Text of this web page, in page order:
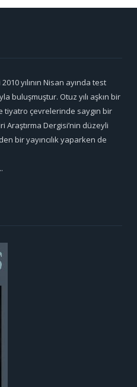
yılının Nisan ayında test
buluşmuştur. Otuz yılı aşkın bir
tiyatro çevrelerinde saygın bir
Dergisi’nin düzeyli
bir yayıncılık yaparken de